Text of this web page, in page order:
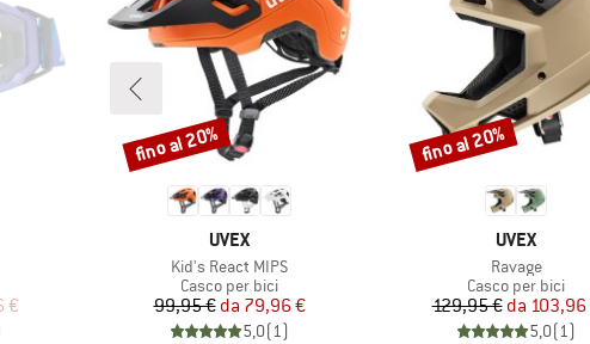
€
MARCHIO
UVEX
Articolo
Kid's React MIPS
Gruppo di prodotti
Casco per bici
Prezzo
99,95 € Prezzo ridotto
da 79,96 €
5,0(1)
Sconto
fino al 20%
MARCHIO
UVEX
Articolo
Ravage
Gruppo di prodotti
Casco per bici
Prezzo
129,95 € Prezzo
da 103,96
5,0(1)
Sconto
fino al 20%